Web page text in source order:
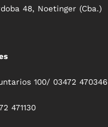
48, Noetinger (Cba.)
100/ 03472 470346
471130